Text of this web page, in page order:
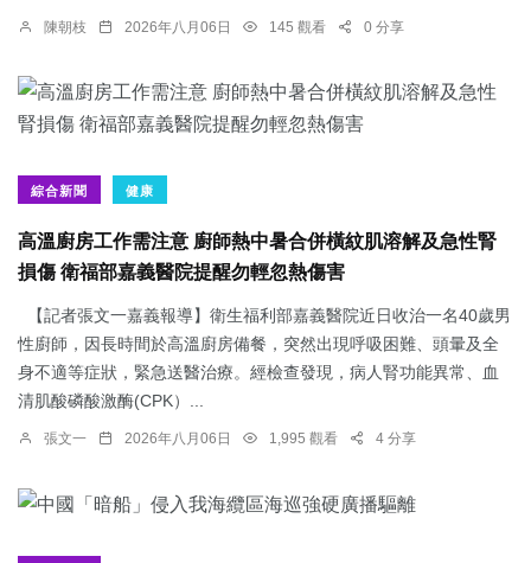
陳朝枝 2026年八月06日 145 觀看 0 分享
綜合新聞 健康
高溫廚房工作需注意 廚師熱中暑合併橫紋肌溶解及急性腎
損傷 衛福部嘉義醫院提醒勿輕忽熱傷害
【記者張文一嘉義報導】衛生福利部嘉義醫院近日收治一名40歲男
性廚師，因長時間於高溫廚房備餐，突然出現呼吸困難、頭暈及全
身不適等症狀，緊急送醫治療。經檢查發現，病人腎功能異常、血
清肌酸磷酸激酶(CPK）...
張文一 2026年八月06日 1,995 觀看 4 分享